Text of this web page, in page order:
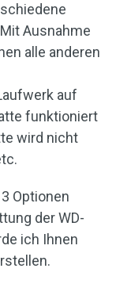
Ausnahme
alle anderen
auf
funktioniert
wird nicht
Optionen
der WD-
ich Ihnen